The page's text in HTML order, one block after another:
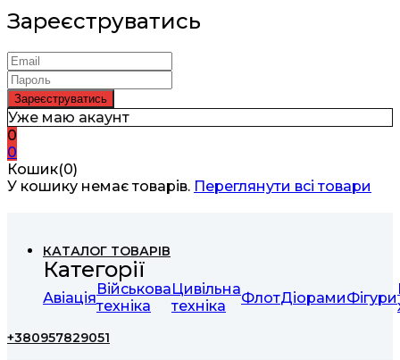
Зареєструватись
Уже маю акаунт
0
0
Кошик(0)
У кошику немає товарів. Переглянути всі товари
КАТАЛОГ ТОВАРІВ
Категорії
АвіаціяВійськова
техніка
Цивільна
техніка
ФлотДіорамиФігури
+380957829051